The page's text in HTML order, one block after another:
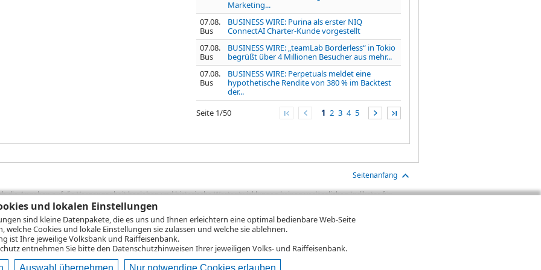
und lokalen Einstellungen
sind kleine Datenpakete, die es uns und Ihnen erleichtern eine optimal bedienbare Web-Seite
welche Cookies und lokale Einstellungen sie zulassen und welche sie ablehnen.
ist Ihre jeweilige Volksbank und Raiffeisenbank.
entnehmen Sie bitte den Datenschutzhinweisen Ihrer jeweiligen Volks- und Raiffeisenbank.
Auswahl übernehmen Nur notwendige Cookies erlauben
Marketing...
07.08.
Bus
BUSINESS WIRE: Purina als erster NIQ
ConnectAI Charter-Kunde vorgestellt
07.08.
Bus
BUSINESS WIRE: „teamLab Borderless“ in Tokio
begrüßt über 4 Millionen Besucher aus mehr...
07.08.
Bus
BUSINESS WIRE: Perpetuals meldet eine
hypothetische Rendite von 380 % im Backtest
der...
Seite 1/50 1 2 3 4 5
Seitenanfang
die Angaben auf die Vergangenheit beziehen und historische Wertentwicklungen keinen verlässlichen Indikator für
handelt es sich stets um Bruttowertangaben. Bei Bruttowertangaben sind Transaktionskosten (wie z.B.
die beim Erwerb von Wertpapieren in der Regel anfallen, nicht berücksichtigt. Oftmals kommen auch noch
können Sie auf den einzelnen Wertpapierseiten Ihre individuell bereinigte Wertentwicklung bzw.
sämtlicher Transaktionskosten und etwaigen Depotgebühren ergibt, errechnen. Falls Kurse in Fremdwährung notieren,
steigen oder fallen.